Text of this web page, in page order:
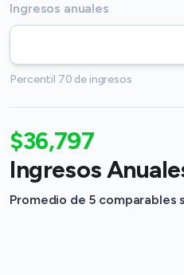
Ingresos anuales
Percentil 70 de ingresos
$36,797
Ingresos
Promedio de 5 comparables